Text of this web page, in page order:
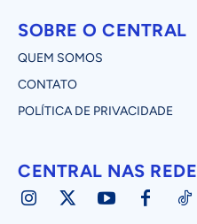
SOBRE O CENTRAL
QUEM SOMOS
CONTATO
POLÍTICA DE PRIVACIDADE
CENTRAL NAS